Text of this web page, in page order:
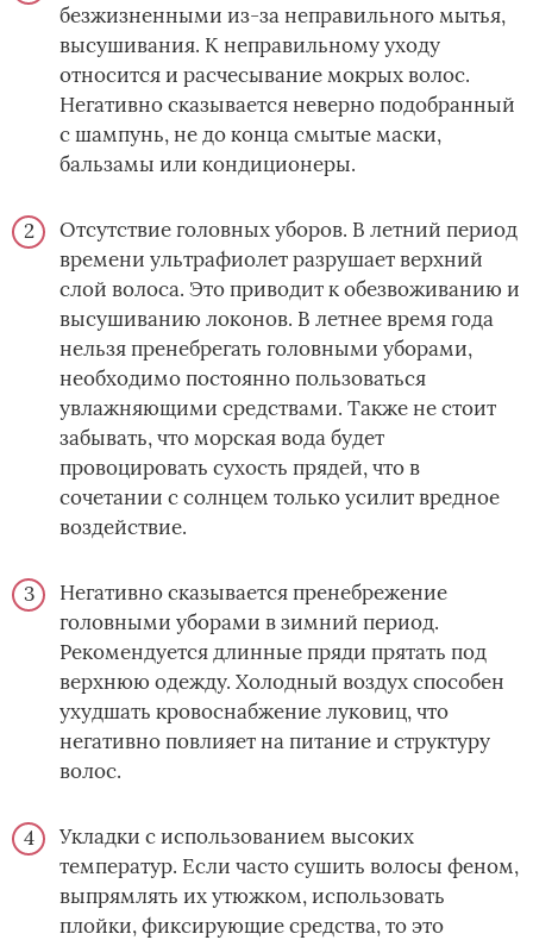
безжизненными из-за неправильного мытья,
высушивания. К неправильному уходу
относится и расчесывание мокрых волос.
Негативно сказывается неверно подобранный
с шампунь, не до конца смытые маски,
бальзамы или кондиционеры.
Отсутствие головных уборов. В летний период
времени ультрафиолет разрушает верхний
слой волоса. Это приводит к обезвоживанию и
высушиванию локонов. В летнее время года
нельзя пренебрегать головными уборами,
необходимо постоянно пользоваться
увлажняющими средствами. Также не стоит
забывать, что морская вода будет
провоцировать сухость прядей, что в
сочетании с солнцем только усилит вредное
воздействие.
Негативно сказывается пренебрежение
головными уборами в зимний период.
Рекомендуется длинные пряди прятать под
верхнюю одежду. Холодный воздух способен
ухудшать кровоснабжение луковиц, что
негативно повлияет на питание и структуру
волос.
Укладки с использованием высоких
температур. Если часто сушить волосы феном,
выпрямлять их утюжком, использовать
плойки, фиксирующие средства, то это